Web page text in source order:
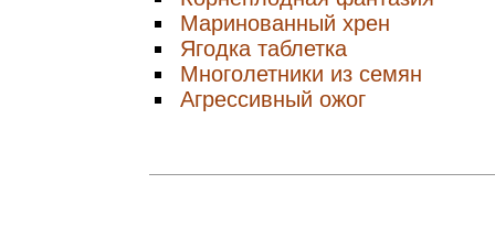
Маринованный хрен
Ягодка таблетка
Многолетники из семян
Агрессивный ожог